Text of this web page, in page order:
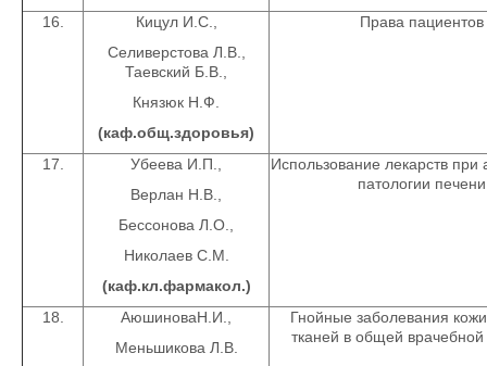
16.
Кицул И.С.,
Селиверстова Л.В.,
Таевский Б.В.,
Князюк Н.Ф.
(каф.общ.здоровья)
Права пациентов
17.
Убеева И.П.,
Верлан Н.В.,
Бессонова Л.О.,
Николаев С.М.
(каф.кл.фармакол.)
Использование лекарств при
патологии печени
18.
АюшиноваН.И.,
Меньшикова Л.В.
Гнойные заболевания
тканей в общей врачебной